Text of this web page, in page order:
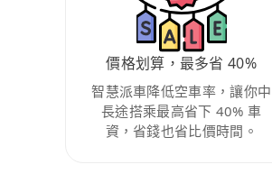
價格划算，最多省 40%
智慧派車降低空車率，讓你中
長途搭乘最高省下 40% 車
資，省錢也省比價時間。